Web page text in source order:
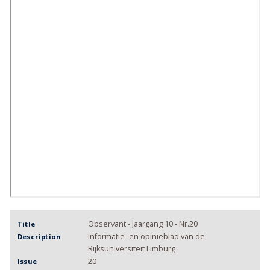
Title Observant - Jaargang 10 - Nr.20
Description
Informatie- en opinieblad van de
Rijksuniversiteit Limburg
Issue 20